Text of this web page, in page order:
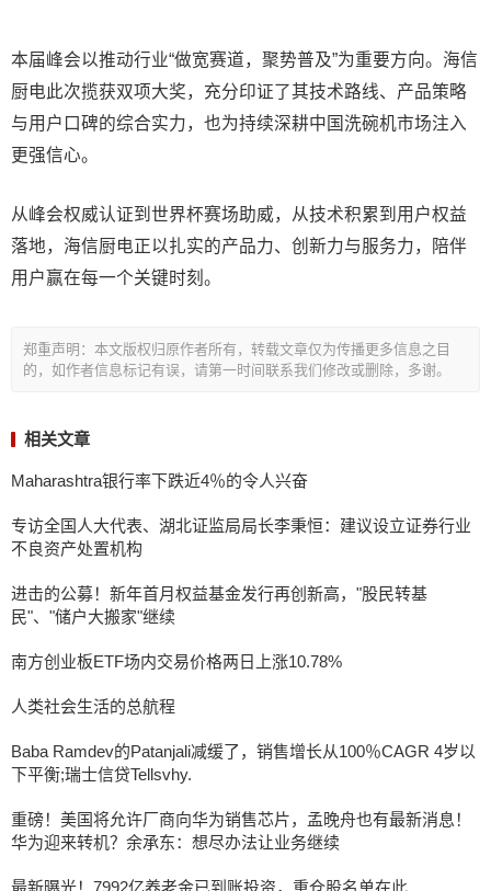
本届峰会以推动行业“做宽赛道，聚势普及”为重要方向。海信
厨电此次揽获双项大奖，充分印证了其技术路线、产品策略
与用户口碑的综合实力，也为持续深耕中国洗碗机市场注入
更强信心。
从峰会权威认证到世界杯赛场助威，从技术积累到用户权益
落地，海信厨电正以扎实的产品力、创新力与服务力，陪伴
用户赢在每一个关键时刻。
郑重声明：本文版权归原作者所有，转载文章仅为传播更多信息之目
的，如作者信息标记有误，请第一时间联系我们修改或删除，多谢。
相关文章
Maharashtra银行率下跌近4％的令人兴奋
专访全国人大代表、湖北证监局局长李秉恒：建议设立证券行业
不良资产处置机构
进击的公募！新年首月权益基金发行再创新高，"股民转基
民"、"储户大搬家"继续
南方创业板ETF场内交易价格两日上涨10.78%
人类社会生活的总航程
Baba Ramdev的Patanjali减缓了，销售增长从100％CAGR 4岁以
下平衡;瑞士信贷Tellsvhy.
重磅！美国将允许厂商向华为销售芯片，孟晚舟也有最新消息！
华为迎来转机？余承东：想尽办法让业务继续